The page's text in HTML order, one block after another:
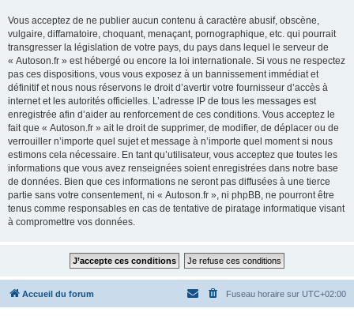
Vous acceptez de ne publier aucun contenu à caractère abusif, obscène,
vulgaire, diffamatoire, choquant, menaçant, pornographique, etc. qui pourrait
transgresser la législation de votre pays, du pays dans lequel le serveur de
« Autoson.fr » est hébergé ou encore la loi internationale. Si vous ne respectez
pas ces dispositions, vous vous exposez à un bannissement immédiat et
définitif et nous nous réservons le droit d’avertir votre fournisseur d’accès à
internet et les autorités officielles. L’adresse IP de tous les messages est
enregistrée afin d’aider au renforcement de ces conditions. Vous acceptez le
fait que « Autoson.fr » ait le droit de supprimer, de modifier, de déplacer ou de
verrouiller n’importe quel sujet et message à n’importe quel moment si nous
estimons cela nécessaire. En tant qu’utilisateur, vous acceptez que toutes les
informations que vous avez renseignées soient enregistrées dans notre base
de données. Bien que ces informations ne seront pas diffusées à une tierce
partie sans votre consentement, ni « Autoson.fr », ni phpBB, ne pourront être
tenus comme responsables en cas de tentative de piratage informatique visant
à compromettre vos données.
Accueil du forum Fuseau horaire sur UTC+02:00